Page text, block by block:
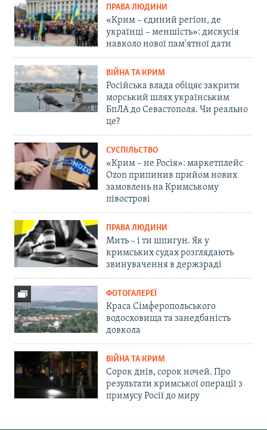
ПРАВА ЛЮДИНИ
«Крим – єдиний регіон, де
українці – меншість»: дискусія
навколо нової пам'ятної дати
ВІЙНА ТА КРИМ
Російська влада обіцяє закрити
морський шлях українським
БпЛА до Севастополя. Чи реально
це?
СУСПІЛЬСТВО
«Крим – не Росія»: маркетплейс
Ozon припинив прийом нових
замовлень на Кримському
півострові
ПРАВА ЛЮДИНИ
Мить – і ти шпигун. Як у
кримських судах розглядають
звинувачення в держзраді
ФОТОГАЛЕРЕЇ
Краса Сімферопольського
водосховища та занедбаність
довкола
ВІЙНА ТА КРИМ
Сорок днів, сорок ночей. Про
результати кримської операції з
примусу Росії до миру